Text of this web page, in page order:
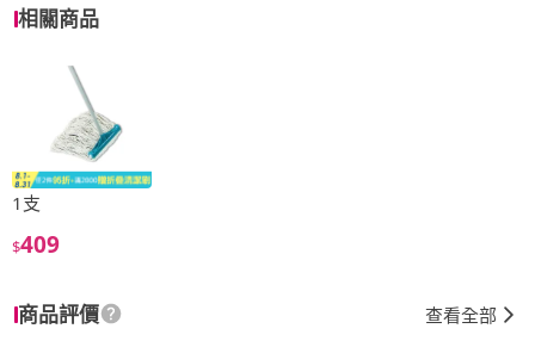
相關商品
1支
$409
商品評價 查看全部